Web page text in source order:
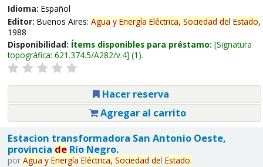
Idioma: Español
Editor: Buenos Aires: Agua y Energía Eléctrica, Sociedad del Estado,
1988
Disponibilidad: Ítems disponibles para préstamo: Signatura
topográfica: 621.374.5/A282/v.4 (1).
Hacer reserva
Agregar al carrito
Estacion transformadora San Antonio Oeste,
provincia deRío Negro.
por Agua y Energía Eléctrica, Sociedad del Estado.